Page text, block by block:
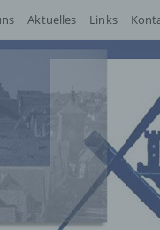
Aktuelles Links